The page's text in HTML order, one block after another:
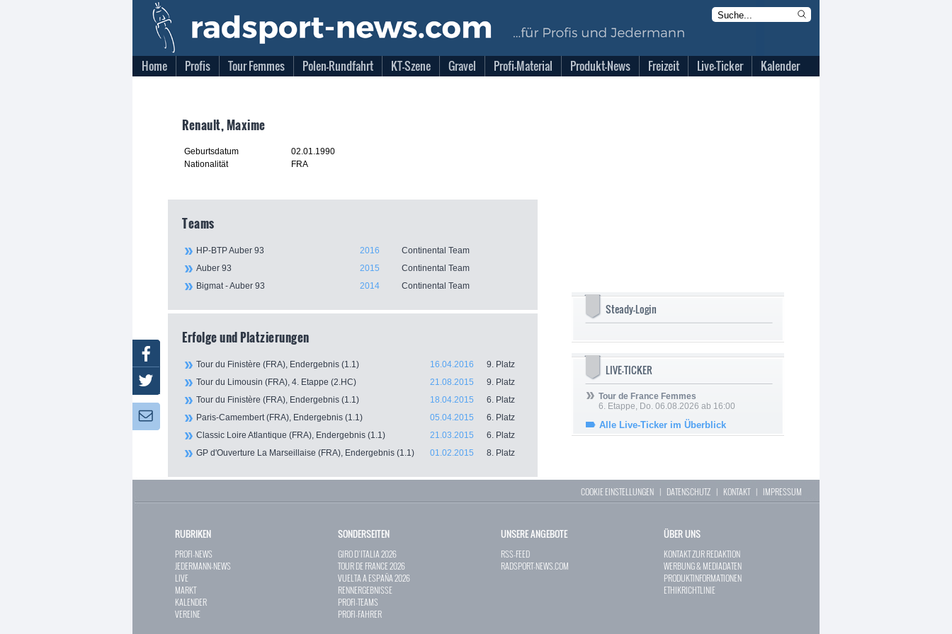
Home Profis Tour Femmes Polen-Rundfahrt KT-Szene Gravel Profi-Material Produkt-News Freizeit Live-Ticker Kalender
Renault, Maxime
Geburtsdatum
02.01.1990
Nationalität
FRA
Teams
HP-BTP Auber 93 2016
Continental Team
Auber 93
2015
Continental Team
Bigmat - Auber 93
2014 Continental Team
Erfolge und Platzierungen
Tour du Finistère (FRA), Endergebnis (1.1) 9. Platz
16.04.2016
Tour du Limousin (FRA), 4. Etappe (2.HC)
9. Platz
21.08.2015
Tour du Finistère (FRA), Endergebnis (1.1)
6. Platz
18.04.2015
Paris-Camembert (FRA), Endergebnis (1.1)
6. Platz
05.04.2015
Classic Loire Atlantique (FRA), Endergebnis (1.1)
6. Platz
21.03.2015
GP d'Ouverture La Marseillaise (FRA), Endergebnis (1.1)
8. Platz
01.02.2015
Steady-Login
LIVE-TICKER
Tour de France Femmes
6. Etappe, Do. 06.08.2026 ab 16:00
Alle Live-Ticker im Überblick
Twitter
Newsletter:
COOKIE EINSTELLUNGEN | DATENSCHUTZ | KONTAKT| IMPRESSUM
RUBRIKEN
PROFI-NEWS
JEDERMANN-NEWS
LIVE
MARKT
KALENDER
VEREINE
SONDERSEITEN
GIRO D`ITALIA 2026
TOUR DE FRANCE 2026
VUELTA A ESPAÑA 2026
RENNERGEBNISSE
PROFI-TEAMS
PROFI-FAHRER
UNSERE ANGEBOTE
RSS-FEED
RADSPORT-NEWS.COM
ÜBER UNS
KONTAKT ZUR REDAKTION
WERBUNG & MEDIADATEN
PRODUKTINFORMATIONEN
ETHIKRICHTLINIE